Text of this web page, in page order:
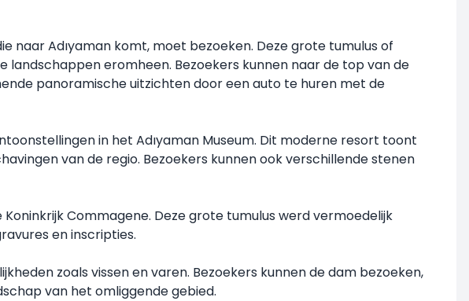
naar Adıyaman komt, moet bezoeken. Deze grote tumulus of
eromheen. Bezoekers kunnen naar de top van de
panoramische uitzichten door een auto te huren met de
in het Adıyaman Museum. Dit moderne resort toont
van de regio. Bezoekers kunnen ook verschillende stenen
Commagene. Deze grote tumulus werd vermoedelijk
en inscripties.
zoals vissen en varen. Bezoekers kunnen de dam bezoeken,
van het omliggende gebied.